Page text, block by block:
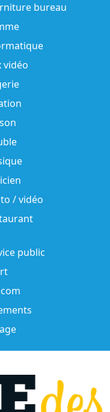
bureau
vidéo
/ vidéo
public